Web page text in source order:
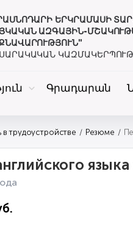
ԵՐԿՐԱՄԱՍԻ
ԱԶԳԱՅԻՆ-
Գրադարան
трудоустройстве Резюме